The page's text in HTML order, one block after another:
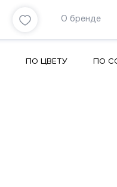
О бренде
ПО ЦВЕТУ ПО